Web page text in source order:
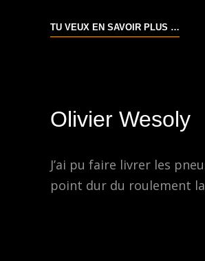
TU VEUX EN SAVOIR PLUS …
Olivier Wesoly
J’ai pu faire livrer les
point dur du roulement